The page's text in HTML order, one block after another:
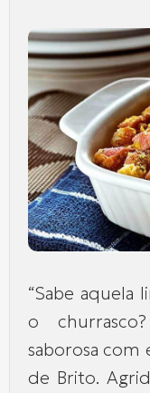
“Sabe aquela
o
saborosa com
de Brito.